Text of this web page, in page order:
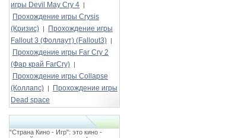
игры Devil May Cry 4 |
Прохождение игры Crysis
(Кризис) |
Прохождение игры
Fallout 3 (Фоллаут) (Fallout3) |
Прохождение игры Far Cry 2
(Фар край FarCry) |
Прохождение игры Collapse
(Коллапс) |
Прохождение игры
Dead space
"Страна Кино - Игр": это кино -